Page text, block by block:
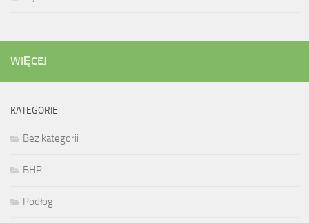
WIĘCEJ
KATEGORIE
Bez kategorii
BHP
Podłogi